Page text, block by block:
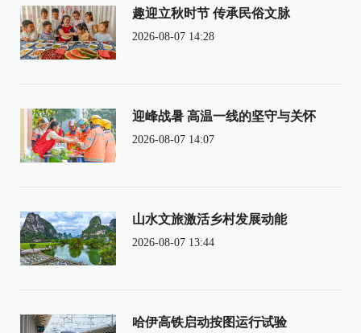
趣迎立秋时节 传承民俗文脉
2026-08-07 14:28
迎峰战暑 高温一线的坚守与关怀
2026-08-07 14:07
山水文旅激活乡村发展动能
2026-08-07 13:44
哈伊高铁启动按图运行试验